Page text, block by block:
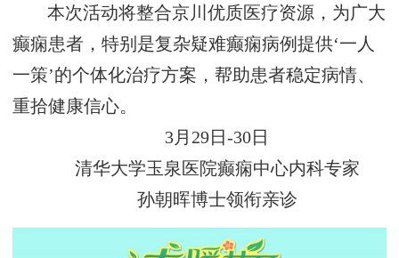
本次活动将整合京川优质医疗资源，为广大
癫痫患者，特别是复杂疑难癫痫病例提供‘一人
一策’的个体化治疗方案，帮助患者稳定病情、
重拾健康信心。
3月29日-30日
清华大学玉泉医院癫痫中心内科专家
孙朝晖博士领衔亲诊